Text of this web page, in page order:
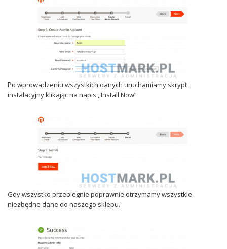
Po wprowadzeniu wszystkich danych uruchamiamy skrypt
instalacyjny klikając na napis ,,Install Now”
Gdy wszystko przebiegnie poprawnie otrzymamy wszystkie
niezbędne dane do naszego sklepu.